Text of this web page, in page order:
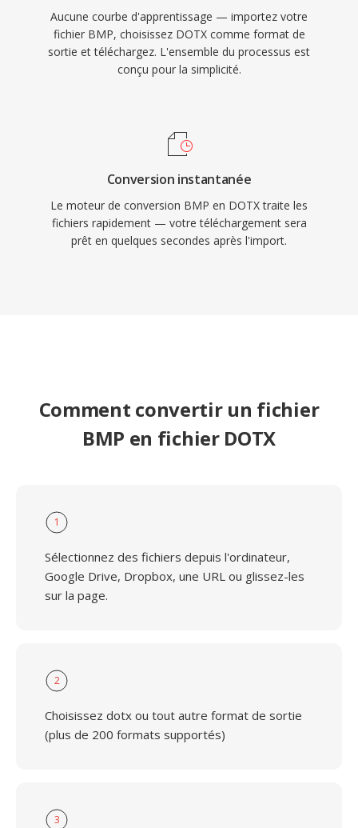
Aucune courbe d'apprentissage — importez votre
fichier BMP, choisissez DOTX comme format de
sortie et téléchargez. L'ensemble du processus est
conçu pour la simplicité.
Conversion instantanée
Le moteur de conversion BMP en DOTX traite les
fichiers rapidement — votre téléchargement sera
prêt en quelques secondes après l'import.
Comment convertir un fichier
BMP en fichier DOTX
1
Sélectionnez des fichiers depuis l'ordinateur,
Google Drive, Dropbox, une URL ou glissez-les
sur la page.
2
Choisissez dotx ou tout autre format de sortie
(plus de 200 formats supportés)
3